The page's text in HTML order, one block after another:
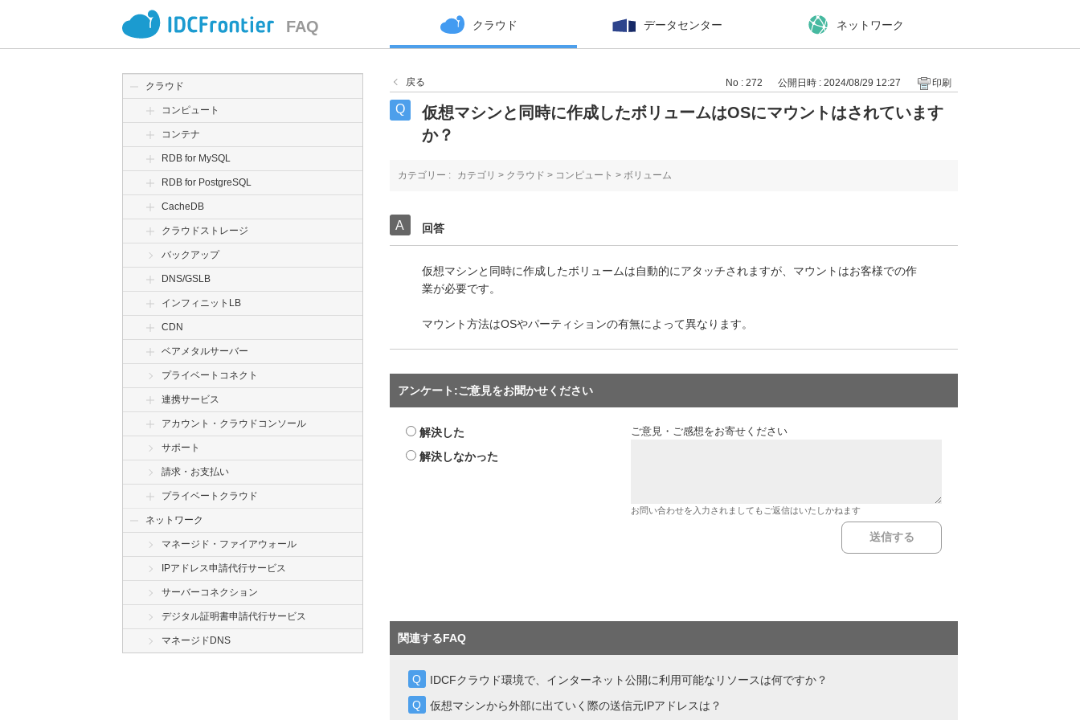
FAQ クラウド データセンター ネットワーク
クラウド
コンピュート
コンテナ
RDB for MySQL
RDB for PostgreSQL
CacheDB
クラウドストレージ
バックアップ
DNS/GSLB
インフィニットLB
CDN
ベアメタルサーバー
プライベートコネクト
連携サービス
アカウント・クラウドコンソール
サポート
請求・お支払い
プライベートクラウド
ネットワーク
マネージド・ファイアウォール
IPアドレス申請代行サービス
サーバーコネクション
デジタル証明書申請代行サービス
マネージドDNS
戻る No : 272 公開日時 : 2024/08/29 12:27 印刷
仮想マシンと同時に作成したボリュームはOSにマウントはされています
か？
カテゴリー : カテゴリ > クラウド > コンピュート > ボリューム
回答
仮想マシンと同時に作成したボリュームは自動的にアタッチされますが、マウントはお客様での作
業が必要です。
マウント方法はOSやパーティションの有無によって異なります。
アンケート:ご意見をお聞かせください
解決した
解決しなかった
ご意見・ご感想をお寄せください
お問い合わせを入力されましてもご返信はいたしかねます
関連するFAQ
IDCFクラウド環境で、インターネット公開に利用可能なリソースは何ですか？
仮想マシンから外部に出ていく際の送信元IPアドレスは？